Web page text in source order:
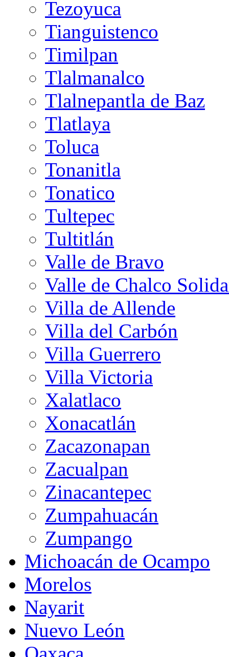
Tezoyuca
Tianguistenco
Timilpan
Tlalmanalco
Tlalnepantla de Baz
Tlatlaya
Toluca
Tonanitla
Tonatico
Tultepec
Tultitlán
Valle de Bravo
Valle de Chalco
Villa de Allende
Villa del Carbón
Villa Guerrero
Villa Victoria
Xalatlaco
Xonacatlán
Zacazonapan
Zacualpan
Zinacantepec
Zumpahuacán
Zumpango
Michoacán de Ocampo
Morelos
Nayarit
Nuevo León